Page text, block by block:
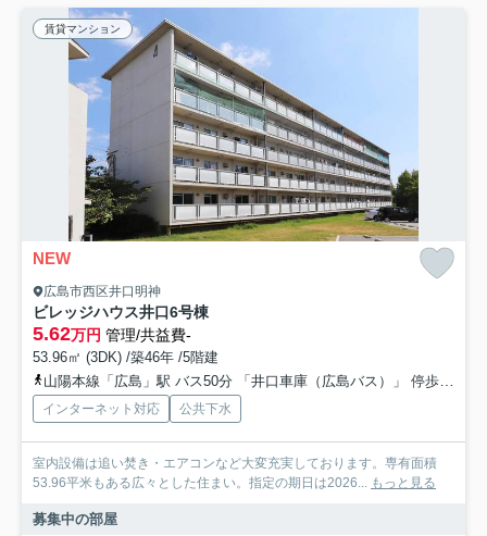
賃貸マンション
NEW
広島市西区井口明神
ビレッジハウス井口6号棟
5.62万円 管理/共益費-
53.96㎡ (3DK) /築46年 /5階建
山陽本線「広島」駅 バス50分 「井口車庫（広島バス）」 停歩10分
インターネット対応 公共下水
室内設備は追い焚き・エアコンなど大変充実しております。専有面積
53.96平米もある広々とした住まい。指定の期日は2026... もっと見る
募集中の部屋